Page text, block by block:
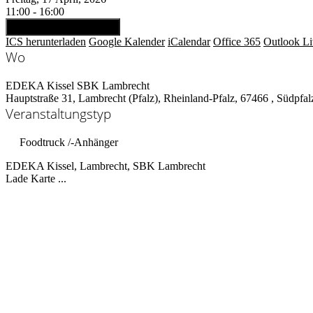
11:00 - 16:00
ICS herunterladen Google Kalender iCalendar Office 365 Outlook
Wo
EDEKA Kissel SBK Lambrecht
Hauptstraße 31, Lambrecht (Pfalz), Rheinland-Pfalz, 67466 ,
Veranstaltungstyp
Foodtruck /-Anhänger
EDEKA Kissel, Lambrecht, SBK Lambrecht
Lade Karte ...